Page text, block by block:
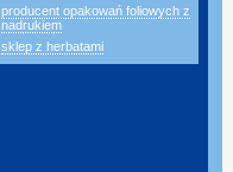
producent opakowań foliowych z
nadrukiem
sklep z herbatami